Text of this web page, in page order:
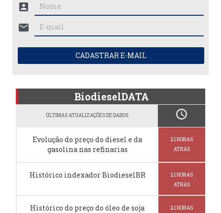
account_box
mail
CADASTRAR E-MAIL
BiodieselDATA
ÚLTIMAS ATUALIZAÇÕES DE DADOS schedule
Evolução do preço do diesel e da
gasolina nas refinarias
21 HORAS
ATRÁS
Histórico indexador BiodieselBR
21 HORAS
ATRÁS
Histórico do preço do óleo de soja
21 HORAS